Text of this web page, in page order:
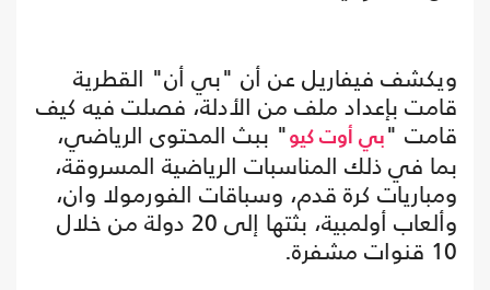
ويكشف فيفاريل عن أن "بي أن" القطرية
قامت بإعداد ملف من الأدلة، فصلت فيه كيف
قامت " بي أوت كيو " ببث المحتوى الرياضي،
بما في ذلك المناسبات الرياضية المسروقة،
ومباريات كرة قدم، وسباقات الفورمولا وان،
وألعاب أولمبية، بثتها إلى 20 دولة من خلال
10 قنوات مشفرة.